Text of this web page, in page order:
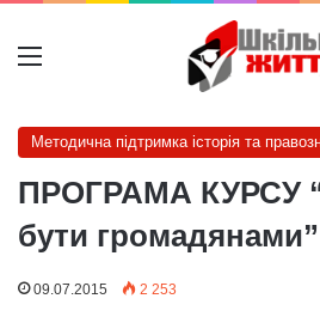
Меню
Методична підтримка історія та
ПРОГРАМА КУРСУ
бути громадянами”
09.07.2015 2 253